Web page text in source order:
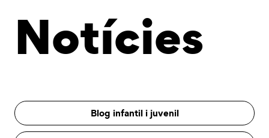
Notícies
Blog infantil i juvenil